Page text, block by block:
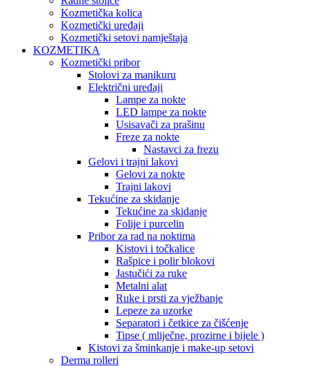
Kozmetička kolica
Kozmetički uređaji
Kozmetički setovi namještaja
KOZMETIKA
Kozmetički pribor
Stolovi za manikuru
Električni uređaji
Lampe za nokte
LED lampe za nokte
Usisavači za prašinu
Freze za nokte
Nastavci za frezu
Gelovi i trajni lakovi
Gelovi za nokte
Trajni lakovi
Tekućine za skidanje
Tekućine za skidanje
Folije i purcelin
Pribor za rad na noktima
Kistovi i točkalice
Rašpice i polir blokovi
Jastučići za ruke
Metalni alat
Ruke i prsti za vježbanje
Lepeze za uzorke
Separatori i četkice za čišćenje
Tipse ( mliječne, prozirne i bijele )
Kistovi za šminkanje i make-up setovi
Derma rolleri